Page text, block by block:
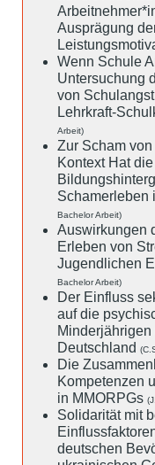
Ausprägung
Wenn Schule
Untersuchung
von
Lehrkraft-
Arbeit)
Zur Scham
Kontext Hat
Schamerleben
Bachelor Arbeit)
Auswirkungen
Erleben von
Jugendlichen
Bachelor Arbeit)
Der Einfluss
auf die
Deutschland
Die
Kompetenzen
in MMORPGs
Solidarität mit
deutschen